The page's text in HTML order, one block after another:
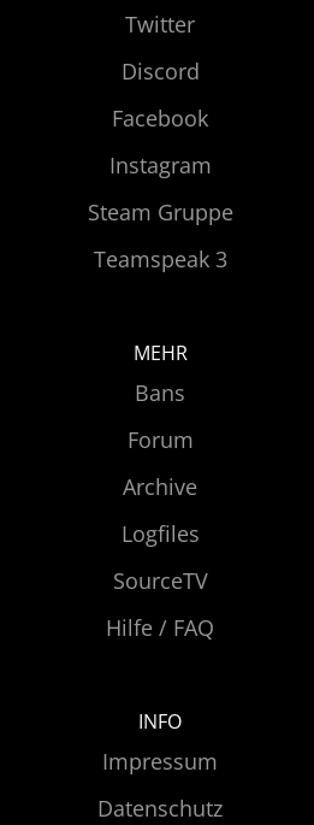
Twitter
Discord
Facebook
Instagram
Steam Gruppe
Teamspeak 3
MEHR
Bans
Forum
Archive
Logfiles
SourceTV
Hilfe / FAQ
INFO
Impressum
Datenschutz